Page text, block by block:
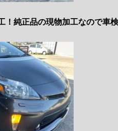
！純正品の現物加工なので車